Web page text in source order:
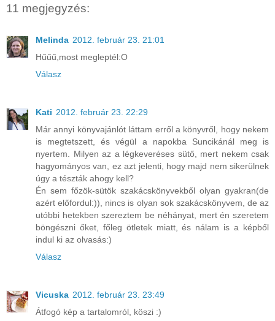
11 megjegyzés:
Melinda 2012. február 23. 21:01
Hűűű,most megleptél:O
Válasz
Kati 2012. február 23. 22:29
Már annyi könyvajánlót láttam erről a könyvről, hogy nekem
is megtetszett, és végül a napokba Suncikánál meg is
nyertem. Milyen az a légkeveréses sütő, mert nekem csak
hagyományos van, ez azt jelenti, hogy majd nem sikerülnek
úgy a tészták ahogy kell?
Én sem főzök-sütök szakácskönyvekből olyan gyakran(de
azért előfordul:)), nincs is olyan sok szakácskönyvem, de az
utóbbi hetekben szereztem be néhányat, mert én szeretem
böngészni őket, főleg ötletek miatt, és nálam is a képből
indul ki az olvasás:)
Válasz
Vicuska 2012. február 23. 23:49
Átfogó kép a tartalomról, köszi :)